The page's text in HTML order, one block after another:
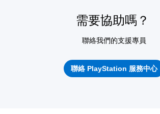
需要協助嗎？
聯絡我們的支援專員
聯絡 PlayStation 服務中心